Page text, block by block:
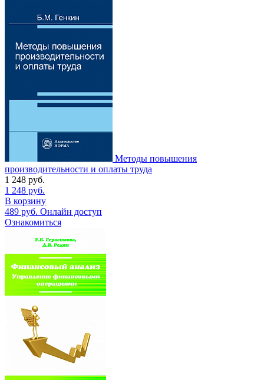
Методы повышения
производительности и оплаты труда
1 248 руб.
1 248 руб.
В корзину
489 руб. Онлайн доступ
Ознакомиться